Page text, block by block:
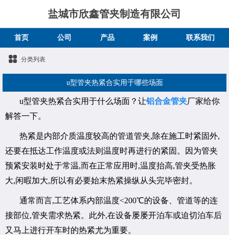
盐城市欣鑫管夹制造有限公司
首页 公司 产品 案例 联系我们
分类列表
u型管夹热紧合实用于哪些场面
u型管夹热紧合实用于什么场面？让铝合金管夹厂家给你
解答一下。
热紧是内部介质温度较高的管道管夹,除在施工时紧固外,
还要在抵达工作温度或法则温度时再进行的紧固。因为管夹
预紧安装时处于常温,而在正常应用时,温度抬高,管夹受热胀
大,闲暇加大,所以有必要始末热紧操纵从头完毕密封。
通常而言,工艺体系内部温度<200℃的设备、管道等的连
接部位,管夹需求热紧。此外,在设备屡屡开泊车或迫切泊车后
又马上进行开车时的热紧尤为重要。